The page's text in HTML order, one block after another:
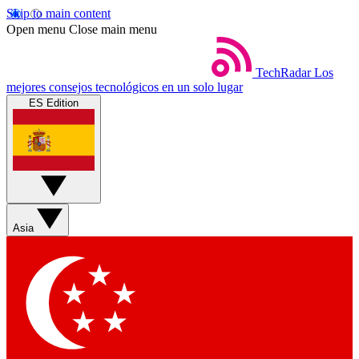
Skip to main content
Open menu Close main menu
TechRadar Los
mejores consejos tecnológicos en un solo lugar
ES Edition
Asia